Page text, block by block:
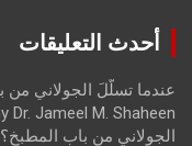
أحدث التعليقات
الجولاني من باب المطبخ؟